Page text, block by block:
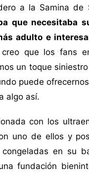
a la Samina de
que necesitaba
adulto e
creo que los fans
un toque
puede
algo así.
con los
uno de ellos y
en su
fundación